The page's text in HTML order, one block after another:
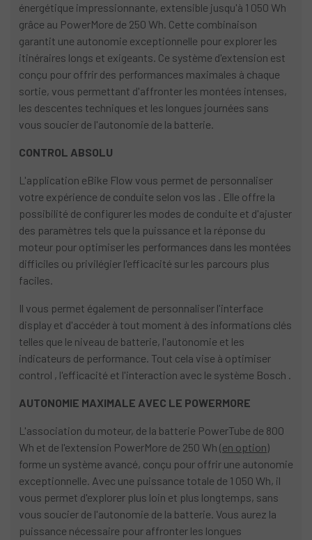
énergétique impressionnante, extensible jusqu'à 1 050 Wh
grâce au PowerMore de 250 Wh. Cette combinaison
garantit une autonomie exceptionnelle pour explorer les
itinéraires longs et exigeants. Ce système d'extension est
conçu pour offrir des performances maximales à chaque
sortie, vous permettant d'affronter les montées intenses,
les descentes techniques et les longues journées sans
vous soucier de l'autonomie de la batterie.
CONTROL ABSOLU
L'application eBike Flow vous permet de personnaliser
votre expérience de conduite selon vos las . Elle offre la
possibilité de configurer les modes de conduite et d'ajuster
des paramètres tels que la puissance et la réponse du
moteur pour optimiser les performances dans les montées
difficiles ou privilégier l'efficacité sur les parcours plus
faciles.
Il vous permet également de personnaliser l'interface
display et d'accéder à tout moment à des informations clés
telles que le niveau de batterie, l'autonomie et les
indicateurs de performance. Tout cela vise à optimiser
control , l'efficacité et l'interaction avec le système Bosch .
AUTONOMIE MAXIMALE AVEC LE POWERMORE
L'association du moteur, de la batterie PowerTube de 800
Wh et de l'extension PowerMore de 250 Wh (en option)
forme un système avancé, conçu pour offrir une autonomie
exceptionnelle. Avec une puissance totale de 1 050 Wh, il
vous permet d'explorer plus loin et plus longtemps, sans
vous soucier de l'autonomie de la batterie. Vous aurez la
puissance nécessaire pour affronter les longues